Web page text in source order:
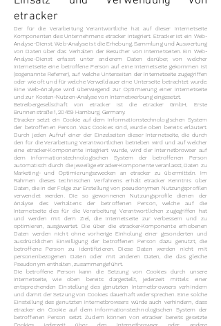
etracker
Der für die Verarbeitung Verantwortliche hat auf dieser Internetseite
Komponenten des Unternehmens etracker integriert. Etracker ist ein Web-
Analyse-Dienst. Web-Analyse ist die Erhebung, Sammlung und Auswertung
von Daten über das Verhalten der Besucher von Internetseiten. Ein Web-
Analyse-Dienst erfasst unter anderem Daten darüber, von welcher
Internetseite eine betroffene Person auf eine Internetseite gekommen ist
(sogenannte Referrer), auf welche Unterseiten der Internetseite zugegriffen
oder wie oft und für welche Verweildauer eine Unterseite betrachtet wurde.
Eine Web-Analyse wird überwiegend zur Optimierung einer Internetseite
und zur Kosten-Nutzen-Analyse von Internetwerbung eingesetzt.
Betreibergesellschaft von etracker ist die etracker GmbH, Erste
Brunnenstraße 1, 20459 Hamburg, Germany.
Etracker setzt ein Cookie auf dem informationstechnologischen System
der betroffenen Person. Was Cookies sind, wurde oben bereits erläutert.
Durch jeden Aufruf einer der Einzelseiten dieser Internetseite, die durch
den für die Verarbeitung Verantwortlichen betrieben wird und auf welcher
eine etracker-Komponente integriert wurde, wird der Internetbrowser auf
dem informationstechnologischen System der betroffenen Person
automatisch durch die jeweilige etracker-Komponente veranlasst, Daten zu
Marketing- und Optimierungszwecken an etracker zu übermitteln. Im
Rahmen dieses technischen Verfahrens erhält etracker Kenntnis über
Daten, die in der Folge zur Erstellung von pseudonymen Nutzungsprofilen
verwendet werden. Die so gewonnenen Nutzungsprofile dienen der
Analyse des Verhaltens der betroffenen Person, welche auf die
Internetseite des für die Verarbeitung Verantwortlichen zugegriffen hat
und werden mit dem Ziel, die Internetseite zur verbessern und zu
optimieren, ausgewertet. Die über die etracker-Komponente erhobenen
Daten werden nicht ohne vorherige Einholung einer gesonderten und
ausdrücklichen Einwilligung der betroffenen Person dazu genutzt, die
betroffene Person zu identifizieren. Diese Daten werden nicht mit
personenbezogenen Daten oder mit anderen Daten, die das gleiche
Pseudonym enthalten, zusammengeführt.
Die betroffene Person kann die Setzung von Cookies durch unsere
Internetseite, wie oben bereits dargestellt, jederzeit mittels einer
entsprechenden Einstellung des genutzten Internetbrowsers verhindern
und damit der Setzung von Cookies dauerhaft widersprechen. Eine solche
Einstellung des genutzten Internetbrowsers würde auch verhindern, dass
etracker ein Cookie auf dem informationstechnologischen System der
betroffenen Person setzt. Zudem können von etracker bereits gesetzte